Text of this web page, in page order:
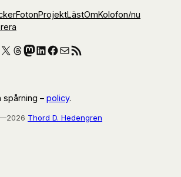
FotonProjektLästOmKolofon/nu
X Threads
Mastodon
LinkedIn
Facebook
E-postRSS-flöde
spårning – policy.
Thord D. Hedengren